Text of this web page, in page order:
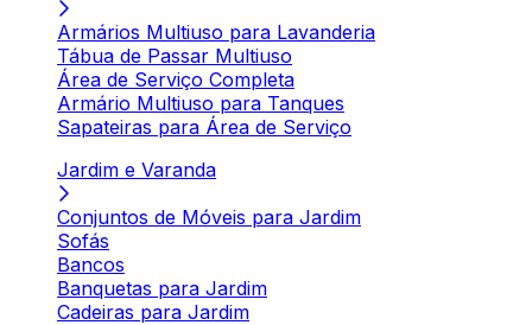
Armários Multiuso para Lavanderia
Tábua de Passar Multiuso
Área de Serviço Completa
Armário Multiuso para Tanques
Sapateiras para Área de Serviço
Jardim e Varanda
Conjuntos de Móveis para Jardim
Sofás
Bancos
Banquetas para Jardim
Cadeiras para Jardim